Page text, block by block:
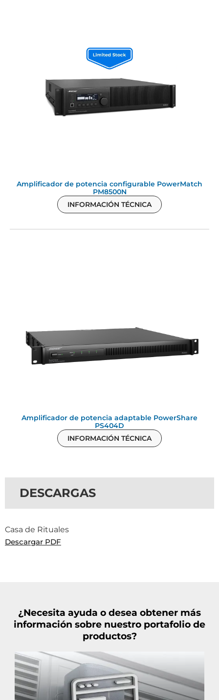
Amplificador de potencia configurable PowerMatch
PM8500N
INFORMACIÓN TÉCNICA
Amplificador de potencia adaptable PowerShare
PS404D
INFORMACIÓN TÉCNICA
DESCARGAS
Casa de Rituales
Descargar PDF
¿Necesita ayuda o desea obtener más
información sobre nuestro portafolio de
productos?